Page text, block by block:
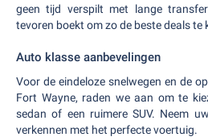
geen tijd verspilt met lange
tevoren boekt om zo de beste deals te
Auto klasse aanbevelingen
Voor de eindeloze snelwegen en de
Fort Wayne, raden we aan om te
sedan of een ruimere SUV. Neem
verkennen met het perfecte voertuig.